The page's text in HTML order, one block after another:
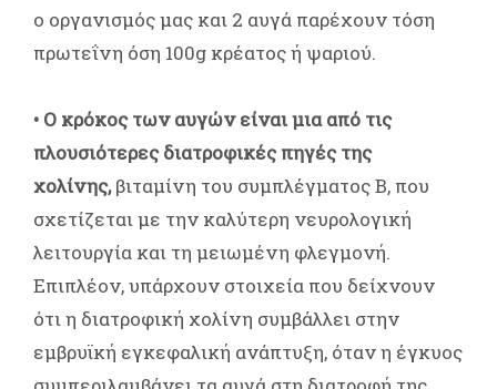
ο οργανισμός μας και 2 αυγά παρέχουν τόση
πρωτεΐνη όση 100g κρέατος ή ψαριού.
• Ο κρόκος των αυγών είναι μια από τις
πλουσιότερες διατροφικές πηγές της
χολίνης,βιταμίνη του συμπλέγματος Β, που
σχετίζεται με την καλύτερη νευρολογική
λειτουργία και τη μειωμένη φλεγμονή.
Επιπλέον, υπάρχουν στοιχεία που δείχνουν
ότι η διατροφική χολίνη συμβάλλει στην
εμβρυϊκή εγκεφαλική ανάπτυξη, όταν η έγκυος